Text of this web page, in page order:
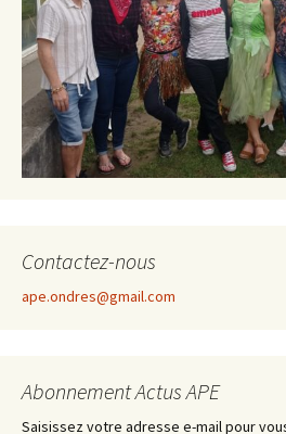
Contactez-nous
ape.ondres@gmail.com
Abonnement Actus APE
Saisissez votre adresse e-mail pour